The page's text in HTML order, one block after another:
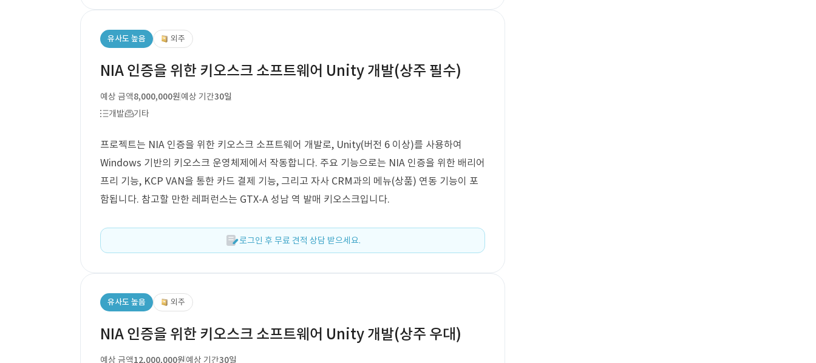
유사도 높음 외주
NIA 인증을 위한 키오스크 소프트웨어 Unity 개발(상주 필수)
예상 금액8,000,000원예상 기간30일
개발
기타
프로젝트는 NIA 인증을 위한 키오스크 소프트웨어 개발로, Unity(버전 6 이상)를 사용하여
Windows 기반의 키오스크 운영체제에서 작동합니다. 주요 기능으로는 NIA 인증을 위한 배리어
프리 기능, KCP VAN을 통한 카드 결제 기능, 그리고 자사 CRM과의 메뉴(상품) 연동 기능이 포
함됩니다. 참고할 만한 레퍼런스는 GTX-A 성남 역 발매 키오스크입니다.
로그인 후 무료 견적 상담 받으세요.
유사도 높음 외주
NIA 인증을 위한 키오스크 소프트웨어 Unity 개발(상주 우대)
예상 금액12,000,000원예상 기간30일